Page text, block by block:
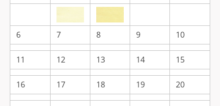
6 7 8 9 10
11 12 13 14 15
16 17 18 19 20